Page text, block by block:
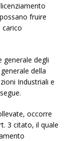
fruire
carico
generale degli
della
Industriali e
occorre
3 citato, il quale